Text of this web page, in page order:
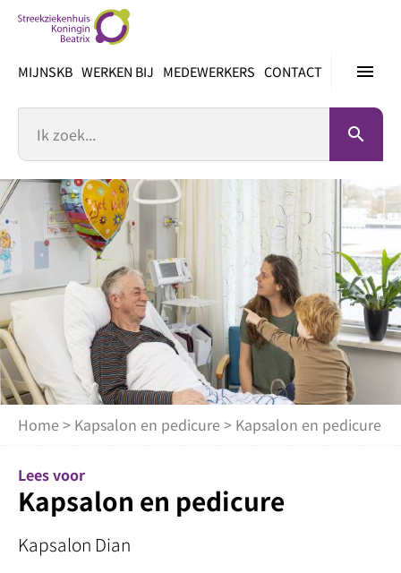
inhoud
menu
MIJNSKB WERKEN BIJ MEDEWERKERS CONTACT
search
Home > Kapsalon en pedicure > Kapsalon en pedicure
Lees voor
Kapsalon en pedicure
Kapsalon Dian